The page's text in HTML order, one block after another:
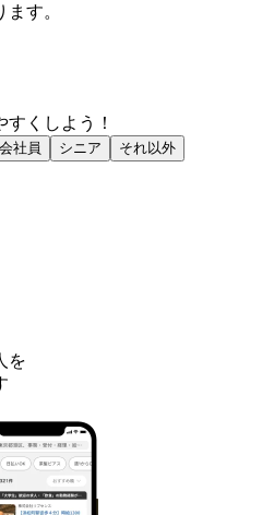
す。
くしよう！
会社員 シニア
それ以外
を